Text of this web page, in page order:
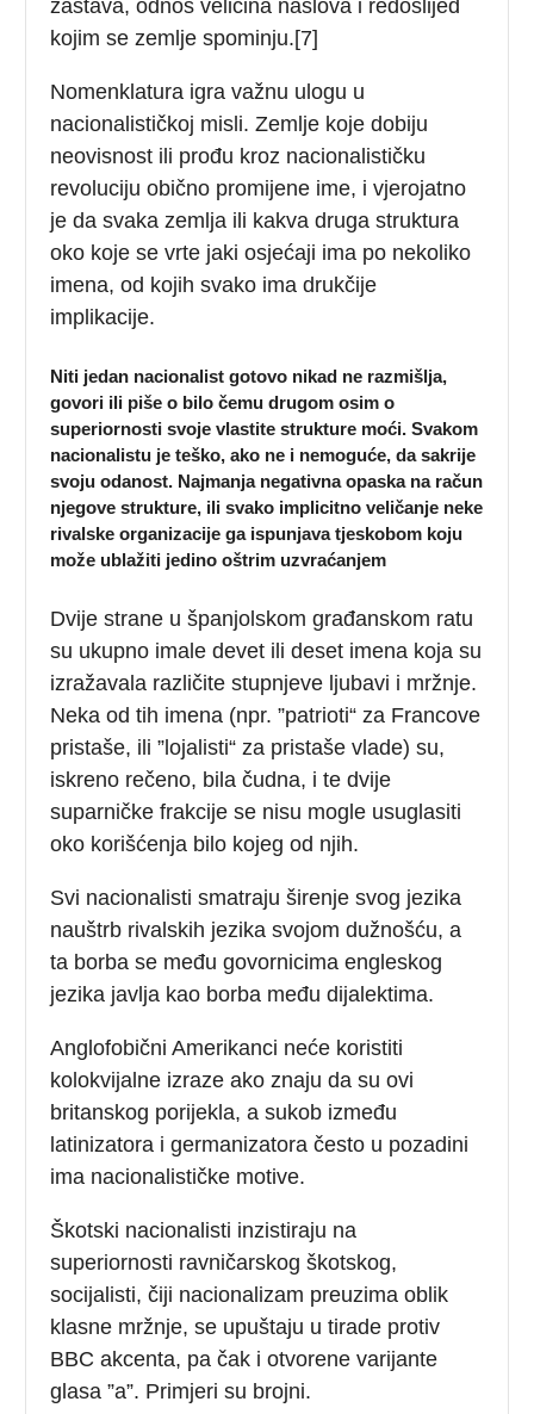
zastava, odnos veličina naslova i redoslijed
kojim se zemlje spominju.[7]
Nomenklatura igra važnu ulogu u
nacionalističkoj misli. Zemlje koje dobiju
neovisnost ili prođu kroz nacionalističku
revoluciju obično promijene ime, i vjerojatno
je da svaka zemlja ili kakva druga struktura
oko koje se vrte jaki osjećaji ima po nekoliko
imena, od kojih svako ima drukčije
implikacije.
Niti jedan nacionalist gotovo nikad ne razmišlja,
govori ili piše o bilo čemu drugom osim o
superiornosti svoje vlastite strukture moći. Svakom
nacionalistu je teško, ako ne i nemoguće, da sakrije
svoju odanost. Najmanja negativna opaska na račun
njegove strukture, ili svako implicitno veličanje neke
rivalske organizacije ga ispunjava tjeskobom koju
može ublažiti jedino oštrim uzvraćanjem
Dvije strane u španjolskom građanskom ratu
su ukupno imale devet ili deset imena koja su
izražavala različite stupnjeve ljubavi i mržnje.
Neka od tih imena (npr. ”patrioti“ za Francove
pristaše, ili ”lojalisti“ za pristaše vlade) su,
iskreno rečeno, bila čudna, i te dvije
suparničke frakcije se nisu mogle usuglasiti
oko korišćenja bilo kojeg od njih.
Svi nacionalisti smatraju širenje svog jezika
nauštrb rivalskih jezika svojom dužnošću, a
ta borba se među govornicima engleskog
jezika javlja kao borba među dijalektima.
Anglofobični Amerikanci neće koristiti
kolokvijalne izraze ako znaju da su ovi
britanskog porijekla, a sukob između
latinizatora i germanizatora često u pozadini
ima nacionalističke motive.
Škotski nacionalisti inzistiraju na
superiornosti ravničarskog škotskog,
socijalisti, čiji nacionalizam preuzima oblik
klasne mržnje, se upuštaju u tirade protiv
BBC akcenta, pa čak i otvorene varijante
glasa ”a”. Primjeri su brojni.